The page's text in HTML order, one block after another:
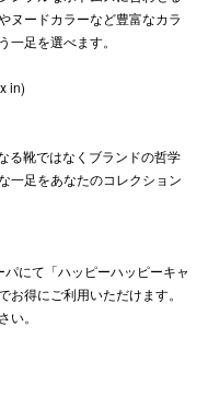
ヌードカラーなど豊富なカラ
足を選べます。
in)
る靴ではなくブランドの哲学
一足をあなたのコレクション
にて「ハッピーハッピーキャ
得にご利用いただけます。
。
横浜ビ
仙台フォ